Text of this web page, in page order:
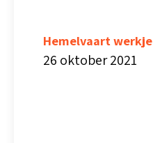
Hemelvaart werkje
26 oktober 2021